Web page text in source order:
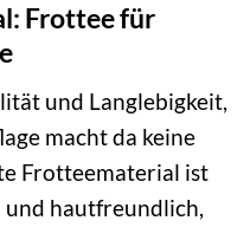
Frottee für
und Langlebigkeit,
macht da keine
Frotteematerial ist
hautfreundlich,